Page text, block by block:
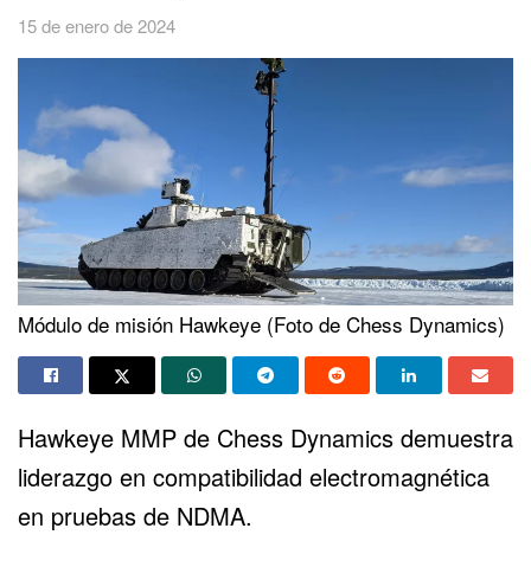
15 de enero de 2024
Módulo de misión Hawkeye (Foto de Chess Dynamics)
Hawkeye MMP de Chess Dynamics demuestra
liderazgo en compatibilidad electromagnética
en pruebas de NDMA.